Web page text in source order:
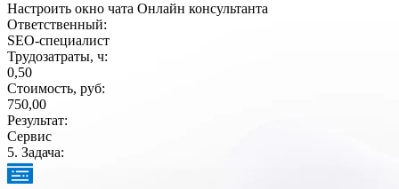
Настроить окно чата Онлайн консультанта
Ответственный:
SEO-специалист
Трудозатраты, ч:
0,50
Стоимость, руб:
750,00
Результат:
Сервис
5. Задача: